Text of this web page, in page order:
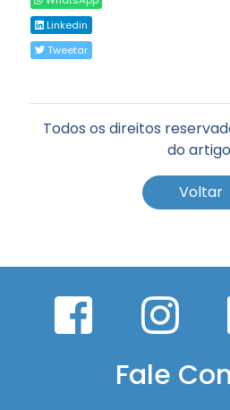
Linkedin
Tweetar
Todos os direitos
do
Voltar
Fale